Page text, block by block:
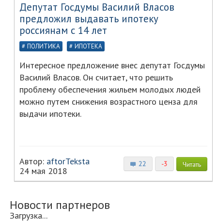
Депутат Госдумы Василий Власов
предложил выдавать ипотеку
россиянам с 14 лет
ПОЛИТИКА ИПОТЕКА
Интересное предложение внес депутат Госдумы
Василий Власов. Он считает, что решить
проблему обеспечения жильем молодых людей
можно путем снижения возрастного ценза для
выдачи ипотеки.
22 -3 Читать
Автор: aftorTeksta
24 мая 2018
Новости партнеров
Загрузка...